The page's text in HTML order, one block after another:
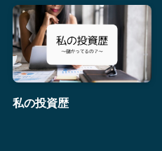
私の投資歴